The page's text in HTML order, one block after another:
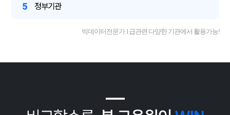
5 정부기관
빅데이터전문가 1급관련 다양한 기관에서 활용가능!